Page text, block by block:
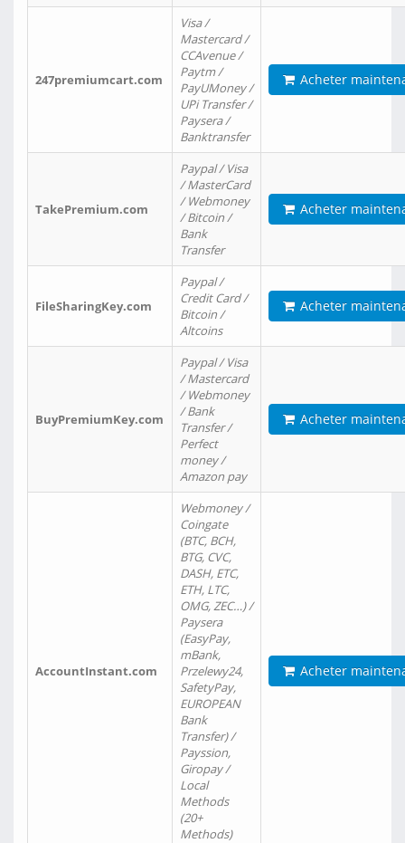
247premiumcart.com
Visa /
Mastercard /
CCAvenue /
Paytm /
PayUMoney /
UPi Transfer /
Paysera /
Banktransfer
Acheter
TakePremium.com
Paypal / Visa
/ MasterCard
/ Webmoney
/ Bitcoin /
Bank
Transfer
Acheter
FileSharingKey.com
Paypal /
Credit Card /
Bitcoin /
Altcoins
Acheter
BuyPremiumKey.com
Paypal / Visa
/ Mastercard
/ Webmoney
/ Bank
Transfer /
Perfect
money /
Amazon pay
Acheter
AccountInstant.com
Webmoney /
Coingate
(BTC, BCH,
BTG, CVC,
DASH, ETC,
ETH, LTC,
OMG, ZEC…) /
Paysera
(EasyPay,
mBank,
Przelewy24,
SafetyPay,
EUROPEAN
Bank
Transfer) /
Payssion,
Giropay /
Local
Methods
(20+
Methods)
Acheter